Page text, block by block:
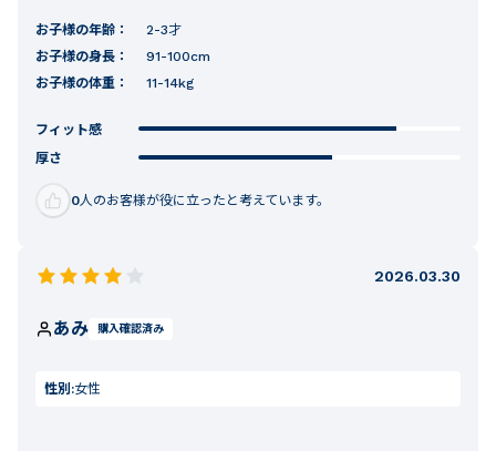
お子様の年齢：
2-3才
お子様の身長：
91-100cm
お子様の体重：
11-14kg
フィット感
厚さ
0人のお客様が役に立ったと考えています。
2026.03.30
あみ 購入確認済み
性別:女性